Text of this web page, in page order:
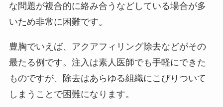
な問題が複合的に絡み合うなどしている場合が多
いため非常に困難です。
豊胸でいえば、アクアフィリング除去などがその
最たる例です。注入は素人医師でも手軽にできた
ものですが、除去はあらゆる組織にこびりついて
しまうことで困難になります。